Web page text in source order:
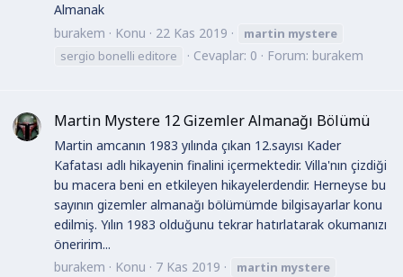
Almanak
burakem
Konu 22 Kas 2019 martin mystere
sergio bonelli editore
Cevaplar: 0 Forum: burakem
Martin Mystere 12 Gizemler Almanağı Bölümü
Martin amcanın 1983 yılında çıkan 12.sayısı Kader
Kafatası adlı hikayenin finalini içermektedir. Villa'nın çizdiği
bu macera beni en etkileyen hikayelerdendir. Herneyse bu
sayının gizemler almanağı bölümümde bilgisayarlar konu
edilmiş. Yılın 1983 olduğunu tekrar hatırlatarak okumanızı
öneririm...
burakem
Konu 7 Kas 2019 martin mystere